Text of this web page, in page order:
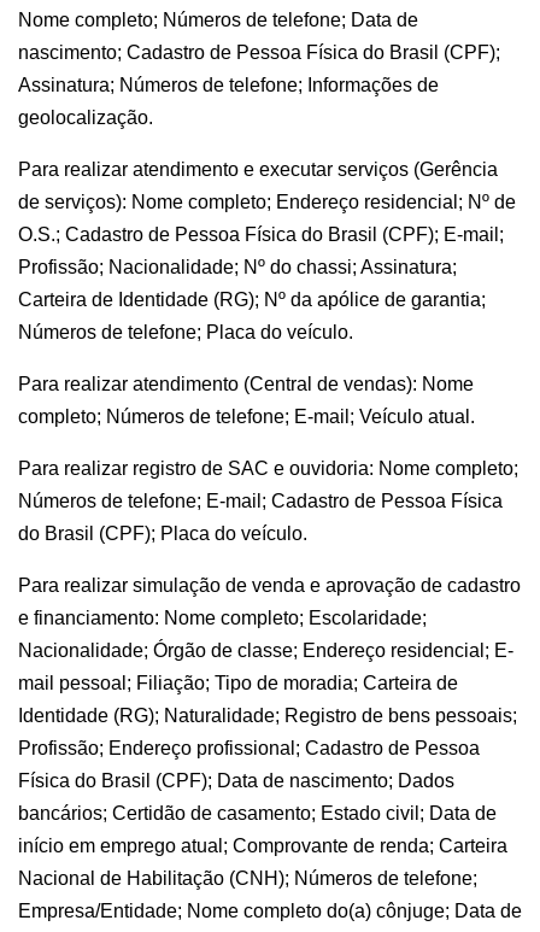
Nome completo; Números de telefone; Data de
nascimento; Cadastro de Pessoa Física do Brasil (CPF);
Assinatura; Números de telefone; Informações de
geolocalização.
Para realizar atendimento e executar serviços (Gerência
de serviços): Nome completo; Endereço residencial; Nº de
O.S.; Cadastro de Pessoa Física do Brasil (CPF); E-mail;
Profissão; Nacionalidade; Nº do chassi; Assinatura;
Carteira de Identidade (RG); Nº da apólice de garantia;
Números de telefone; Placa do veículo.
Para realizar atendimento (Central de vendas): Nome
completo; Números de telefone; E-mail; Veículo atual.
Para realizar registro de SAC e ouvidoria: Nome completo;
Números de telefone; E-mail; Cadastro de Pessoa Física
do Brasil (CPF); Placa do veículo.
Para realizar simulação de venda e aprovação de cadastro
e financiamento: Nome completo; Escolaridade;
Nacionalidade; Órgão de classe; Endereço residencial; E-
mail pessoal; Filiação; Tipo de moradia; Carteira de
Identidade (RG); Naturalidade; Registro de bens pessoais;
Profissão; Endereço profissional; Cadastro de Pessoa
Física do Brasil (CPF); Data de nascimento; Dados
bancários; Certidão de casamento; Estado civil; Data de
início em emprego atual; Comprovante de renda; Carteira
Nacional de Habilitação (CNH); Números de telefone;
Empresa/Entidade; Nome completo do(a) cônjuge; Data de